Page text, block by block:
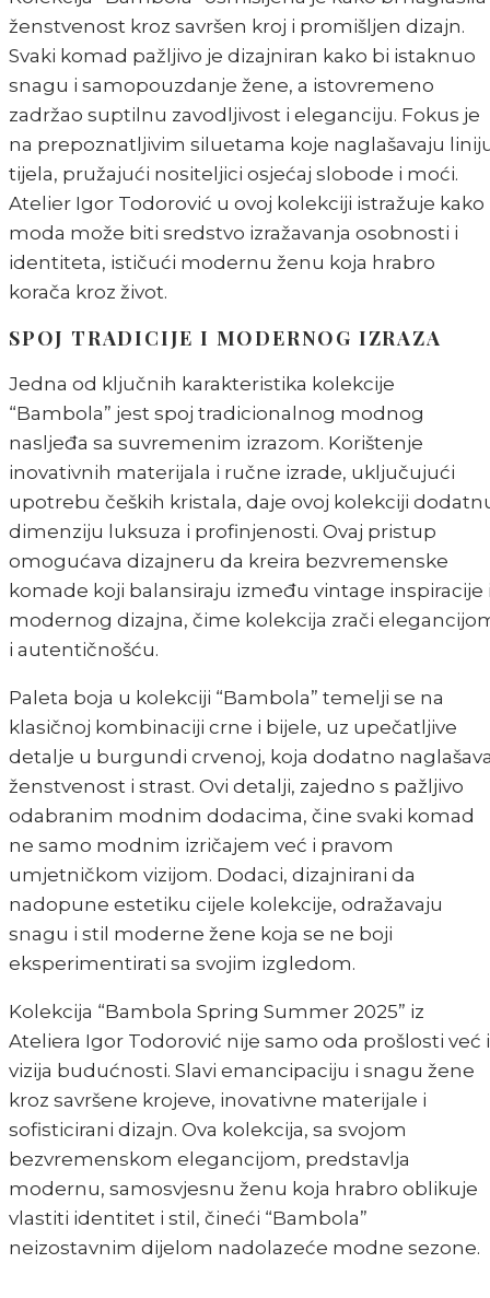
ženstvenost kroz savršen kroj i promišljen dizajn.
Svaki komad pažljivo je dizajniran kako bi istaknuo
snagu i samopouzdanje žene, a istovremeno
zadržao suptilnu zavodljivost i eleganciju. Fokus je
na prepoznatljivim siluetama koje naglašavaju
tijela, pružajući nositeljici osjećaj slobode i moći.
Atelier Igor Todorović u ovoj kolekciji istražuje kako
moda može biti sredstvo izražavanja osobnosti i
identiteta, ističući modernu ženu koja hrabro
korača kroz život.
SPOJ TRADICIJE I MODERNOG IZRAZA
Jedna od ključnih karakteristika kolekcije
“Bambola” jest spoj tradicionalnog modnog
nasljeđa sa suvremenim izrazom. Korištenje
inovativnih materijala i ručne izrade, uključujući
upotrebu čeških kristala, daje ovoj kolekciji
dimenziju luksuza i profinjenosti. Ovaj pristup
omogućava dizajneru da kreira bezvremenske
komade koji balansiraju između vintage inspiracije
modernog dizajna, čime kolekcija zrači
i autentičnošću.
Paleta boja u kolekciji “Bambola” temelji se na
klasičnoj kombinaciji crne i bijele, uz upečatljive
detalje u burgundi crvenoj, koja dodatno
ženstvenost i strast. Ovi detalji, zajedno s pažljivo
odabranim modnim dodacima, čine svaki komad
ne samo modnim izričajem već i pravom
umjetničkom vizijom. Dodaci, dizajnirani da
nadopune estetiku cijele kolekcije, odražavaju
snagu i stil moderne žene koja se ne boji
eksperimentirati sa svojim izgledom.
Kolekcija “Bambola Spring Summer 2025” iz
Ateliera Igor Todorović nije samo oda prošlosti već i
vizija budućnosti. Slavi emancipaciju i snagu žene
kroz savršene krojeve, inovativne materijale i
sofisticirani dizajn. Ova kolekcija, sa svojom
bezvremenskom elegancijom, predstavlja
modernu, samosvjesnu ženu koja hrabro oblikuje
vlastiti identitet i stil, čineći “Bambola”
neizostavnim dijelom nadolazeće modne sezone.